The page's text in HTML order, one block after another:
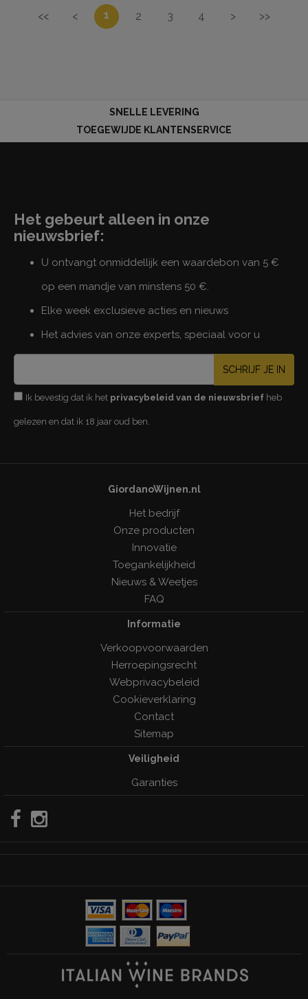
<< < 1 2 3 4 > >>
SNELLE LEVERING
TOEGEWIJDE KLANTENSERVICE
Het gebeurt alleen in onze
nieuwsbrief:
U ontvangt onmiddellijk een waardebon van 5 €
op een mandje van minstens 50 €.
Elke week exclusieve acties en nieuws
Het advies van onze experts, speciaal voor u
SCHRIJF JE IN
Ik bevestig dat ik het privacybeleid van de nieuwsbrief heb
gelezen en dat ik 18 jaar oud ben.
GiordanoWijnen.nl
Het bedrijf
Onze producten
Innovatie
Toegankelijkheid
Nieuws & Weetjes
FAQ
Informatie
Verkoopvoorwaarden
Herroepingsrecht
Webprivacybeleid
Cookieverklaring
Contact
Sitemap
Veiligheid
Garanties